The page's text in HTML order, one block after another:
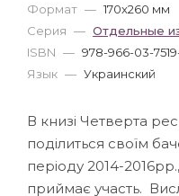
Формат — 170x260 мм
Серия — Отдельные
ISBN — 978-966-03-
Язык — Украинский
В книзі Четверта
поділиться своїм
періоду 2014-
приймає участь.